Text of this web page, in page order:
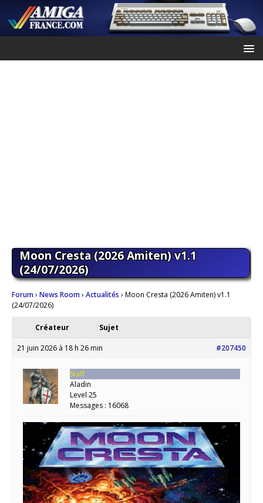
Moon Cresta (2026 Amiten) v1.1
(24/07/2026)
Forum› News Room› Actualités › Moon Cresta (2026 Amiten) v1.1
(24/07/2026)
Créateur Sujet
21 juin 2026 à 18 h 26 min #207450
Staff
Aladin
Level 25
Messages : 16068